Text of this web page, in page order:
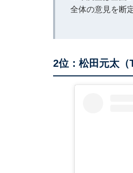
全体の意見を断
2位：松田元太